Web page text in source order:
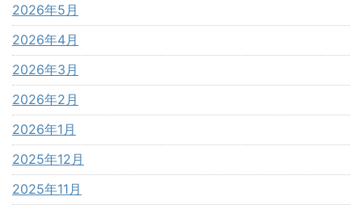
2026年5月
2026年4月
2026年3月
2026年2月
2026年1月
2025年12月
2025年11月